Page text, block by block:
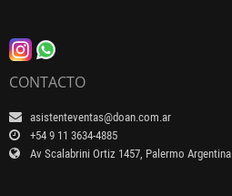
CONTACTO
asistenteventas@doan.com.ar
+54 9 11 3634-4885
Av Scalabrini Ortiz 1457, Palermo Argentina